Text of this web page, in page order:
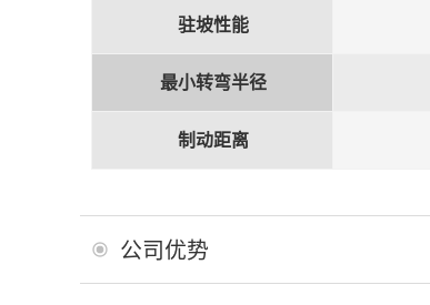
驻坡性能
最小转弯半径
制动距离
公司优势